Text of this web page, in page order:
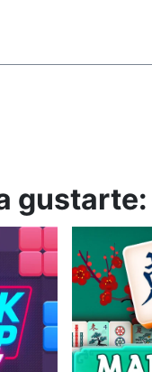
gustarte: